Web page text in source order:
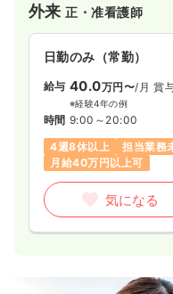
外来正・准看護師
日勤のみ（常勤）
給与 40.0万円〜/月 賞
※経験4年の例
時間 9:00～20:00
4週8休以上
担当業務
月給40万円以上可
気になる